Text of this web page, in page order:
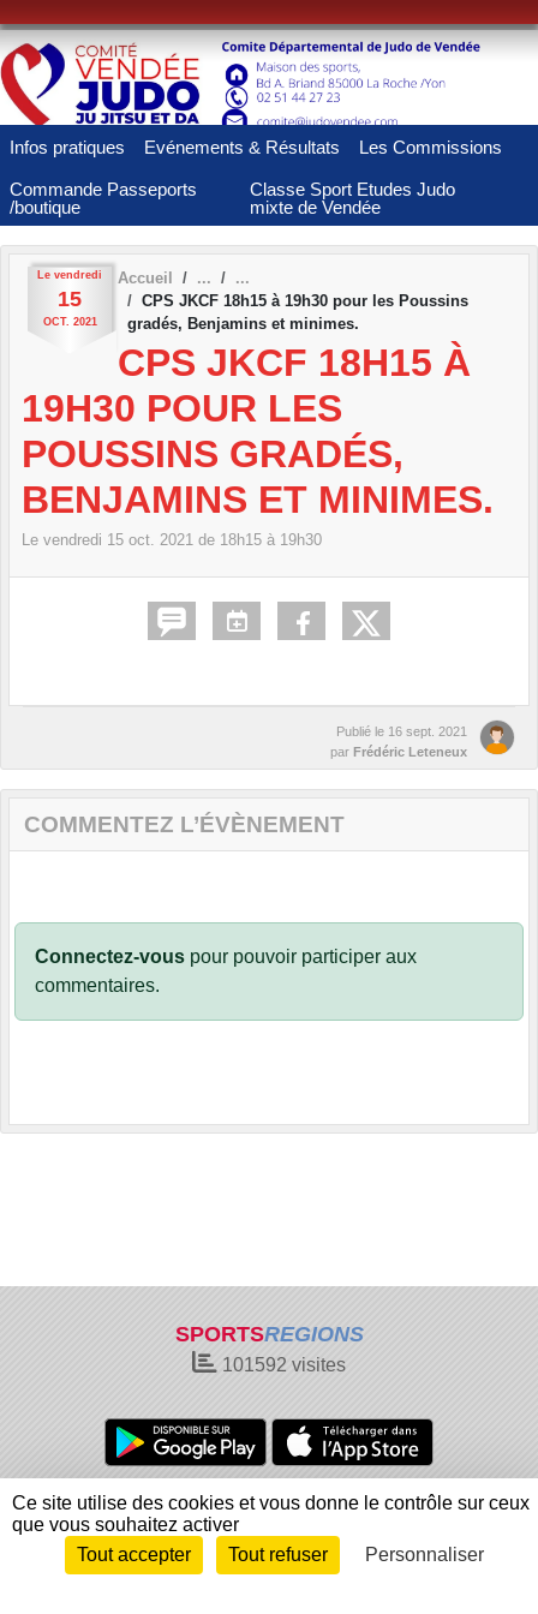
Infos pratiques Evénements & Résultats Les Commissions
Commande Passeports
/boutique
Classe Sport Etudes Judo
mixte de Vendée
Le vendredi
15
OCT. 2021
Accueil
CPS JKCF 18h15 à 19h30 pour les Poussins
gradés, Benjamins et minimes.
CPS JKCF 18H15 À
19H30 POUR LES
POUSSINS GRADÉS,
BENJAMINS ET MINIMES.
Le vendredi 15 oct. 2021 de 18h15 à 19h30
Publié le 16 sept. 2021
par Frédéric Leteneux
COMMENTEZ L’ÉVÈNEMENT
Connectez-vous pour pouvoir participer aux
commentaires.
SPORTSREGIONS
101592 visites
Charte cookies
Gestion des cookies
Informations légales
Signaler un contenu inapproprié
Envie de participer ?
Connexion
Ce site utilise des cookies et vous donne le contrôle sur ceux
que vous souhaitez activer
Tout accepter
Tout refuser Personnaliser